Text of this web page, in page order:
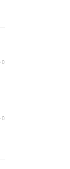
0
0